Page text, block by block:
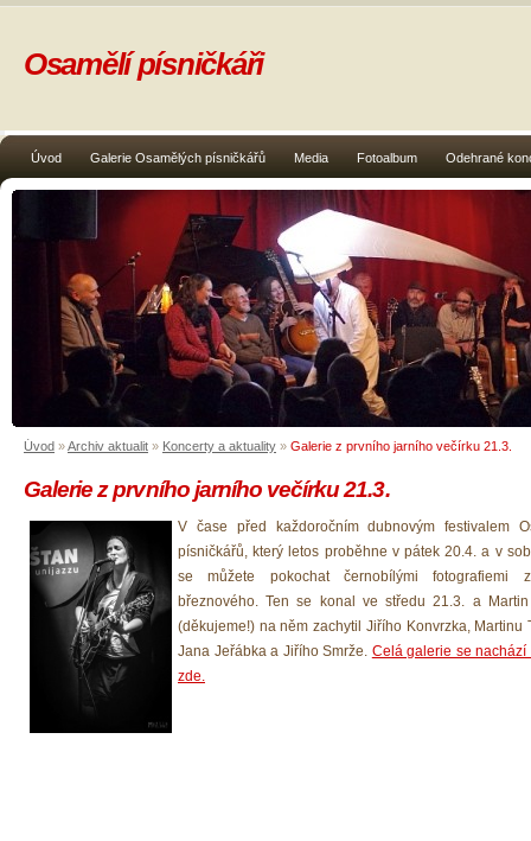
Úvod Galerie Osamělých písničkářů Media Fotoalbum Odehrané
Osamělí písničkáři
Úvod »Archiv aktualit » Koncerty a aktuality » Galerie z prvního jarního večírku 21.3.
Galerie z prvního jarního večírku 21.3.
V čase před každoročním dubnovým festivalem
písničkářů, který letos proběhne v pátek 20.4. a v
se můžete pokochat černobílými fotografiemi
březnového. Ten se konal ve středu 21.3. a Martin
(děkujeme!) na něm zachytil Jiřího Konvrzka, Martinu
Jana Jeřábka a Jiřího Smrže. Celá galerie se nachází
zde.